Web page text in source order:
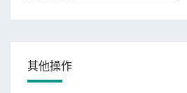
其他操作